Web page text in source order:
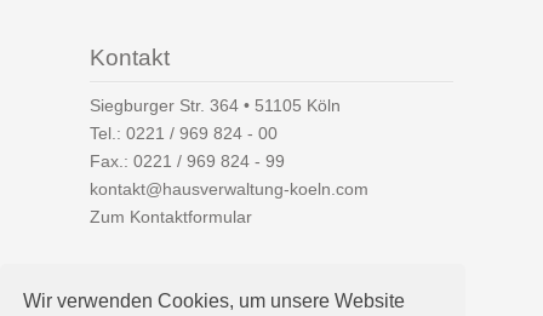
Wir verwenden Cookies, um unsere Website
Kontakt
Siegburger Str. 364 • 51105 Köln
Tel.: 0221 / 969 824 - 00
Fax.: 0221 / 969 824 - 99
kontakt@hausverwaltung-koeln.com
Zum Kontaktformular